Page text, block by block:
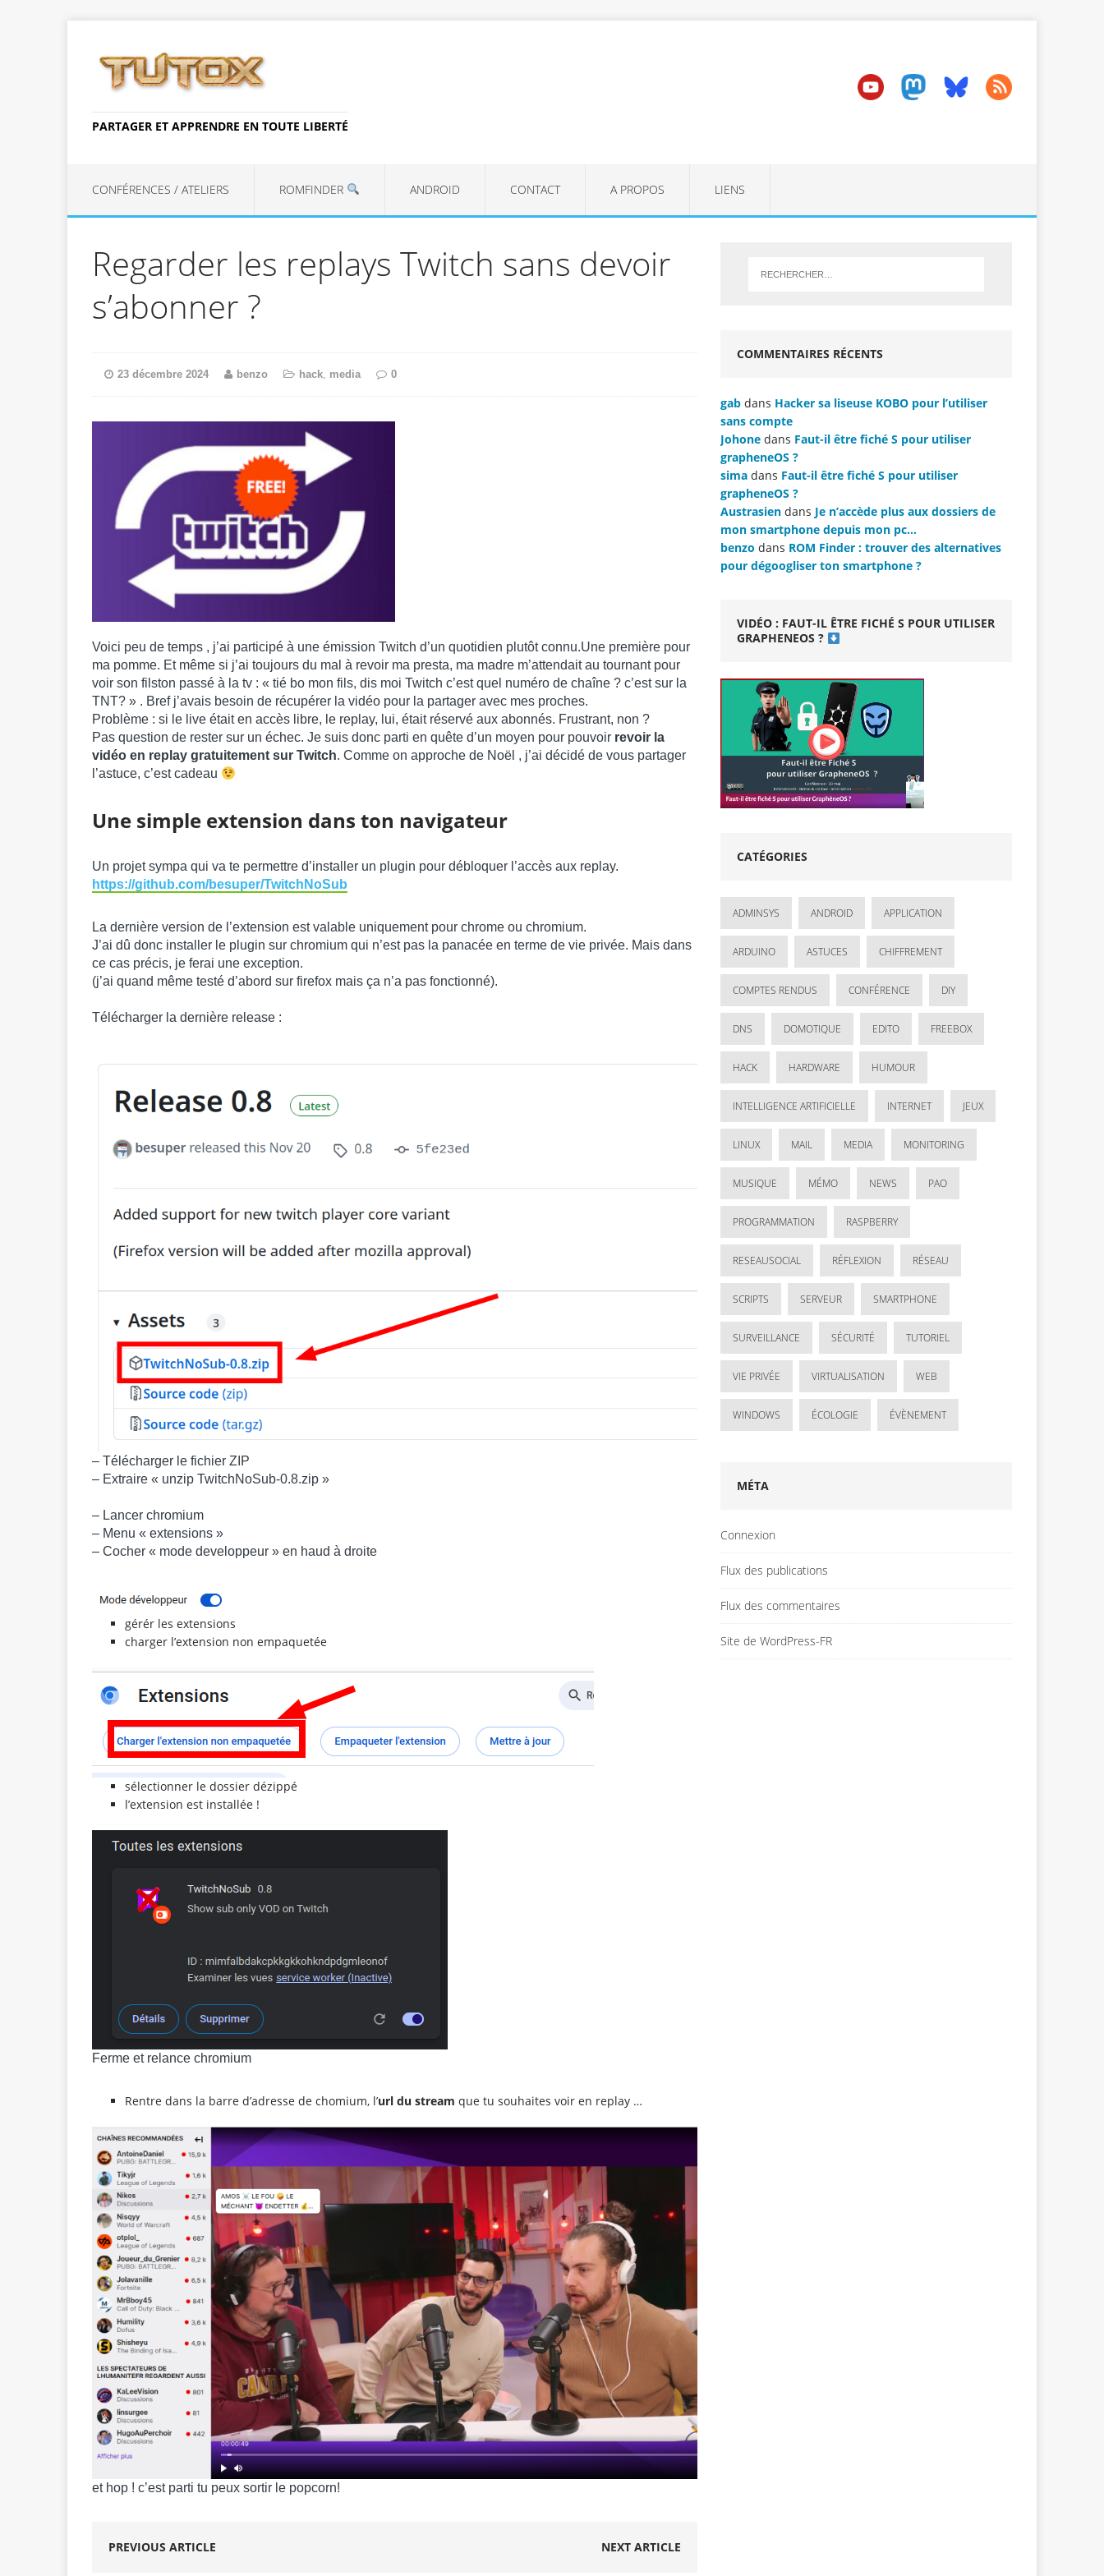
PARTAGER ET APPRENDRE EN TOUTE LIBERTÉ
CONFÉRENCES / ATELIERS ROMFINDER ANDROID CONTACT A PROPOS LIENS
Regarder les replays Twitch sans devoir
s’abonner ?
23 décembre 2024 benzo hack media 0
Voici peu de temps , j’ai participé à une émission Twitch d’un quotidien plutôt connu.Une première pour
ma pomme. Et même si j’ai toujours du mal à revoir ma presta, ma madre m’attendait au tournant pour
voir son filston passé à la tv : « tié bo mon fils, dis moi Twitch c’est quel numéro de chaîne ? c’est sur la
TNT? » . Bref j’avais besoin de récupérer la vidéo pour la partager avec mes proches.
Problème : si le live était en accès libre, le replay, lui, était réservé aux abonnés. Frustrant, non ?
Pas question de rester sur un échec. Je suis donc parti en quête d’un moyen pour pouvoir revoir la
vidéo en replay gratuitement sur Twitch. Comme on approche de Noël , j’ai décidé de vous partager
l’astuce, c’est cadeau
Une simple extension dans ton navigateur
Un projet sympa qui va te permettre d’installer un plugin pour débloquer l’accès aux replay.
https://github.com/besuper/TwitchNoSub
La dernière version de l’extension est valable uniquement pour chrome ou chromium.
J’ai dû donc installer le plugin sur chromium qui n’est pas la panacée en terme de vie privée. Mais dans
ce cas précis, je ferai une exception.
(j’ai quand même testé d’abord sur firefox mais ça n’a pas fonctionné).
Télécharger la dernière release :
– Télécharger le fichier ZIP
– Extraire « unzip TwitchNoSub-0.8.zip »
– Lancer chromium
– Menu « extensions »
– Cocher « mode developpeur » en haud à droite
gérér les extensions
charger l’extension non empaquetée
sélectionner le dossier dézippé
l’extension est installée !
Ferme et relance chromium
Rentre dans la barre d’adresse de chomium, l’url du stream que tu souhaites voir en replay …
et hop ! c’est parti tu peux sortir le popcorn!
PREVIOUS ARTICLE NEXT ARTICLE
COMMENTAIRES RÉCENTS
gab dans Hacker sa liseuse KOBO pour l’utiliser
sans compte
Johone dans Faut-il être fiché S pour utiliser
grapheneOS ?
sima dans Faut-il être fiché S pour utiliser
grapheneOS ?
Austrasien dans Je n’accède plus aux dossiers de
mon smartphone depuis mon pc…
benzo dans ROM Finder : trouver des alternatives
pour dégoogliser ton smartphone ?
VIDÉO : FAUT-IL ÊTRE FICHÉ S POUR UTILISER
GRAPHENEOS ?
CATÉGORIES
ADMINSYS ANDROID APPLICATION
ARDUINO ASTUCES CHIFFREMENT
COMPTES RENDUS CONFÉRENCE DIY
DNS DOMOTIQUE EDITO FREEBOX
HACK HARDWARE HUMOUR
INTELLIGENCE ARTIFICIELLE INTERNET JEUX
LINUX MAIL MEDIA MONITORING
MUSIQUE MÉMO NEWS PAO
PROGRAMMATION RASPBERRY
RESEAUSOCIAL RÉFLEXION RÉSEAU
SCRIPTS SERVEUR SMARTPHONE
SURVEILLANCE SÉCURITÉ TUTORIEL
VIE PRIVÉE VIRTUALISATION WEB
WINDOWS ÉCOLOGIE ÉVÈNEMENT
MÉTA
Connexion
Flux des publications
Flux des commentaires
Site de WordPress-FR